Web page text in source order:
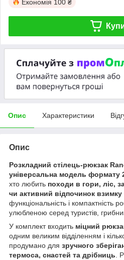
Економія 100 ₴
Опис Характеристики
Опис
Розкладний стілець-рюкзак
універсальна модель формату
хто любить походи в гори, ліс,
чи активний відпочинок взимку
функціональність і компактність
улюбленою серед туристів,
У комплект входить міцний
одним великим відділенням і
продумано для зручного
термоса, снастей та дрібниць.